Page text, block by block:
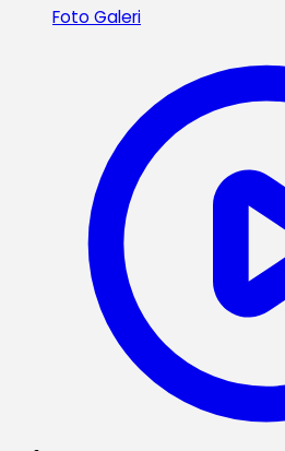
Foto Galeri